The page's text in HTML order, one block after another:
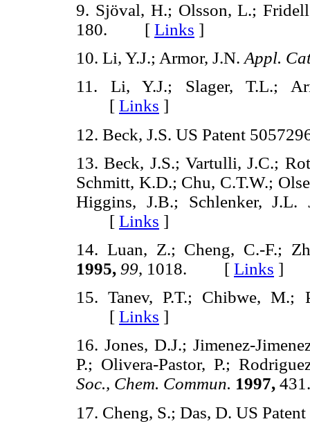
9. Sjöval, H.; Olsson, L.;
180. [ Links ]
10. Li, Y.J.; Armor, J.N. Appl.
11. Li, Y.J.; Slager, T.L.;
[ Links ]
12. Beck, J.S. US Patent
13. Beck, J.S.; Vartulli, J.C.;
Schmitt, K.D.; Chu, C.T.W.;
Higgins, J.B.; Schlenker, J.L.
[ Links ]
14. Luan, Z.; Cheng, C.-F.;
1995, 99, 1018. [ Links ]
15. Tanev, P.T.; Chibwe, M.;
[ Links ]
16. Jones, D.J.; Jimenez-
P.; Olivera-Pastor, P.;
Soc., Chem. Commun. 1997,
17. Cheng, S.; Das, D. US